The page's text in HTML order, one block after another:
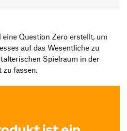
Question Zero erstellt, um
auf das Wesentliche zu
Spielraum in der
zu fassen.